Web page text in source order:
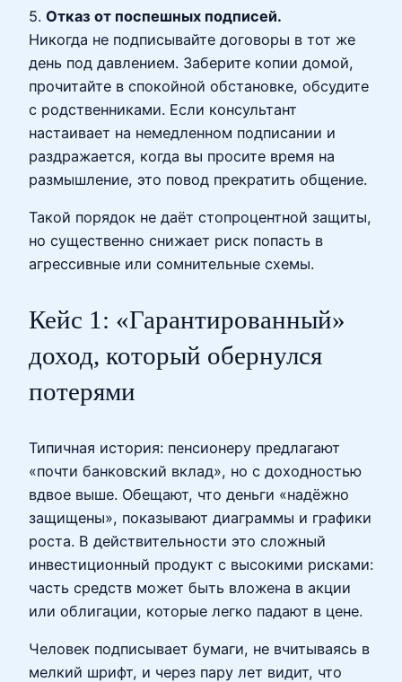
5. Отказ от поспешных подписей.
Никогда не подписывайте договоры в тот же
день под давлением. Заберите копии домой,
прочитайте в спокойной обстановке, обсудите
с родственниками. Если консультант
настаивает на немедленном подписании и
раздражается, когда вы просите время на
размышление, это повод прекратить общение.
Такой порядок не даёт стопроцентной защиты,
но существенно снижает риск попасть в
агрессивные или сомнительные схемы.
Кейс 1: «Гарантированный»
доход, который обернулся
потерями
Типичная история: пенсионеру предлагают
«почти банковский вклад», но с доходностью
вдвое выше. Обещают, что деньги «надёжно
защищены», показывают диаграммы и графики
роста. В действительности это сложный
инвестиционный продукт с высокими рисками:
часть средств может быть вложена в акции
или облигации, которые легко падают в цене.
Человек подписывает бумаги, не вчитываясь в
мелкий шрифт, и через пару лет видит, что